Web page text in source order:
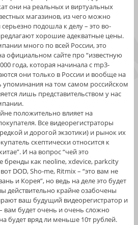
они на реальных и виртуальных
магазинов, из чего можно
подошла к делу – это во-
хорошие адекватные цены.
много по всей России, это
официальном сайте про “известную
года, которая начинала с mp3-
они только в России и вообще на
упоминания на том самом российском
лишь представительством у нас
положительно влияет на
Все видеорегистраторы
и дорогой экзотики) и рынок их
скептически относится к
И на вопрос “чей это
бренды как neoline, xdevice, parkcity
DOD, Sho-me, Ritmix – “это вам не
и Корея”, но ведь на деле это будет
действительно крайне озабочены
ваш будущий видеорегистратор и
вам будет очень и очень сложно
будет вряд ли меньше 10т рублей.